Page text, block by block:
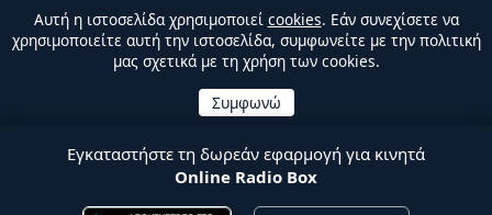
Αυτή η ιστοσελίδα χρησιμοποιεί cookies. Εάν συνεχίσετε να
χρησιμοποιείτε αυτή την ιστοσελίδα, συμφωνείτε με την πολιτική
μας σχετικά με τη χρήση των cookies.
Εγκαταστήστε τη δωρεάν εφαρμογή για κινητά
Online Radio Box